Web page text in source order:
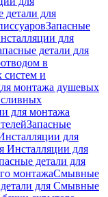
детали для
Запасные
для
детали для
в
и
монтажа душевых
для монтажа
Запасные
для
Инсталляции для
детали для
монтажаСмывные
для Смывные